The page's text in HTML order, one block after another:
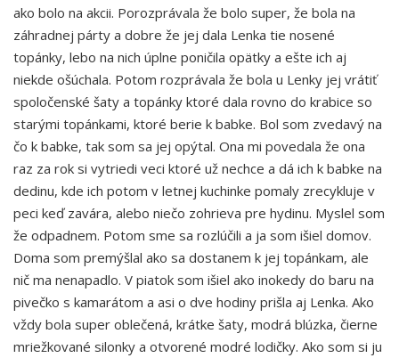
ako bolo na akcii. Porozprávala že bolo super, že bola na
záhradnej párty a dobre že jej dala Lenka tie nosené
topánky, lebo na nich úplne poničila opätky a ešte ich aj
niekde ošúchala. Potom rozprávala že bola u Lenky jej vrátiť
spoločenské šaty a topánky ktoré dala rovno do krabice so
starými topánkami, ktoré berie k babke. Bol som zvedavý na
čo k babke, tak som sa jej opýtal. Ona mi povedala že ona
raz za rok si vytriedi veci ktoré už nechce a dá ich k babke na
dedinu, kde ich potom v letnej kuchinke pomaly zrecykluje v
peci keď zavára, alebo niečo zohrieva pre hydinu. Myslel som
že odpadnem. Potom sme sa rozlúčili a ja som išiel domov.
Doma som premýšlal ako sa dostanem k jej topánkam, ale
nič ma nenapadlo. V piatok som išiel ako inokedy do baru na
pivečko s kamarátom a asi o dve hodiny prišla aj Lenka. Ako
vždy bola super oblečená, krátke šaty, modrá blúzka, čierne
mriežkované silonky a otvorené modré lodičky. Ako som si ju